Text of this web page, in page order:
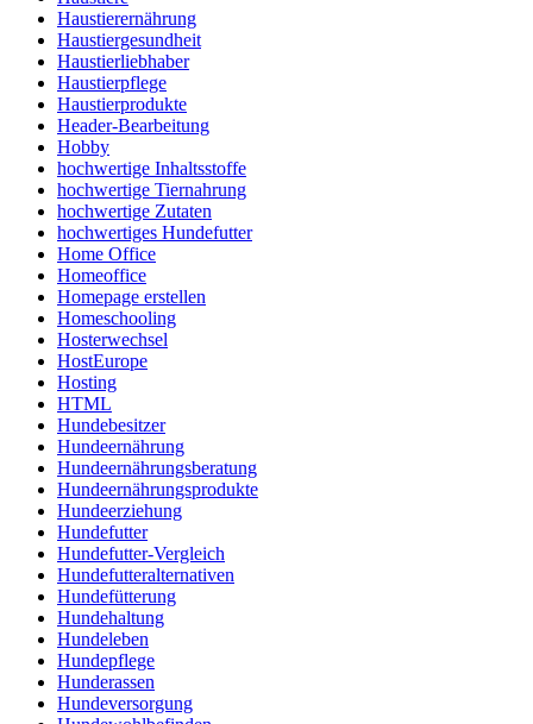
Haustierernährung
Haustiergesundheit
Haustierliebhaber
Haustierpflege
Haustierprodukte
Header-Bearbeitung
Hobby
hochwertige Inhaltsstoffe
hochwertige Tiernahrung
hochwertige Zutaten
hochwertiges Hundefutter
Home Office
Homeoffice
Homepage erstellen
Homeschooling
Hosterwechsel
HostEurope
Hosting
HTML
Hundebesitzer
Hundeernährung
Hundeernährungsberatung
Hundeernährungsprodukte
Hundeerziehung
Hundefutter
Hundefutter-Vergleich
Hundefutteralternativen
Hundefütterung
Hundehaltung
Hundeleben
Hundepflege
Hunderassen
Hundeversorgung